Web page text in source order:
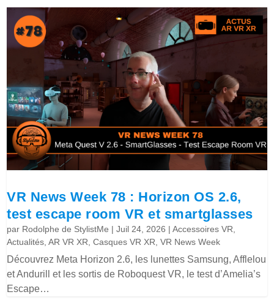
VR News Week 78 : Horizon OS 2.6,
test escape room VR et smartglasses
par Rodolphe de StylistMe |Juil 24, 2026 |Accessoires VR
Actualités ,AR VR XR ,Casques VR XR ,VR News Week
Découvrez Meta Horizon 2.6, les lunettes Samsung, Afflelou
et Andurill et les sortis de Roboquest VR, le test d’Amelia’s
Escape…